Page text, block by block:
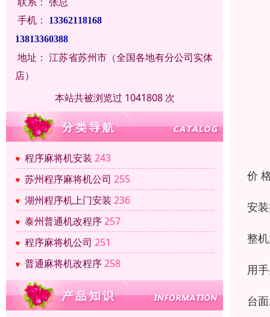
手机：
13362118168
13813360388
地址： 江苏省苏州市（全国各地有分公司实体
店）
本站共被浏览过 1041808 次
程序麻将机安装 243
苏州程序麻将机公司 255
湖州程序机上门安装 236
泰州普通机改程序257
程序麻将机公司 251
普通麻将机改程序258
价
安
整
用
台